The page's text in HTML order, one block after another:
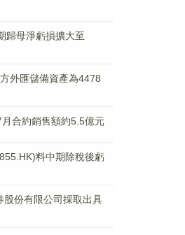
歸母淨虧損擴大至
外匯儲備資產為4478
合約銷售額約5.5億元
料中期除稅後虧
股份有限公司採取出具